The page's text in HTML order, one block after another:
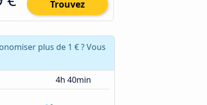
Trouvez
plus de 1 € ? Vous
4h 40min